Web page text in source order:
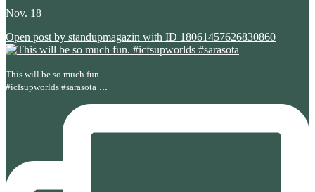
Nov. 18
Open post by standupmagazin with ID 18061457626830860
This will be so much fun.
#icfsupworlds #sarasota ...